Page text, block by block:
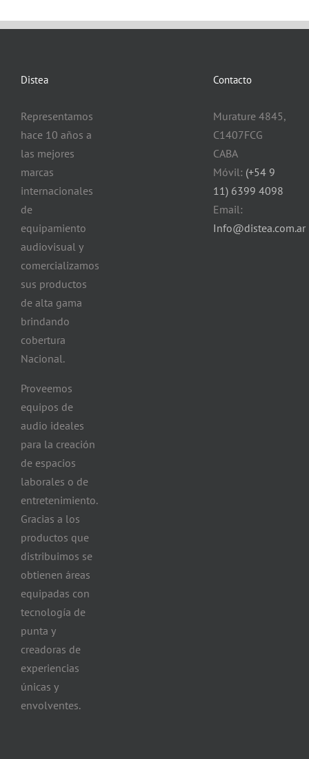
Distea
Representamos
hace 10 años a
las mejores
marcas
internacionales
de
equipamiento
audiovisual y
comercializamos
sus productos
de alta gama
brindando
cobertura
Nacional.
Proveemos
equipos de
audio ideales
para la creación
de espacios
laborales o de
entretenimiento.
Gracias a los
productos que
distribuimos se
obtienen áreas
equipadas con
tecnología de
punta y
creadoras de
experiencias
únicas y
envolventes.
Contacto
Murature 4845,
C1407FCG
CABA
Móvil: (+54 9
11) 6399 4098
Email:
Info@distea.com.ar